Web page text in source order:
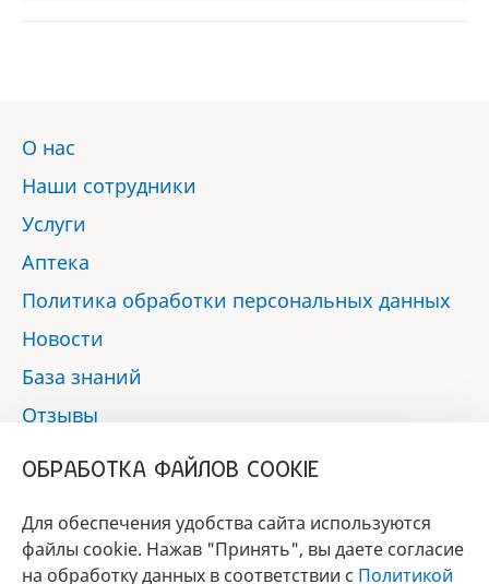
О нас
Наши сотрудники
Услуги
Аптека
Политика обработки персональных данных
Новости
База знаний
Отзывы
ОБРАБОТКА ФАЙЛОВ COOKIE
Для обеспечения удобства сайта используются
файлы cookie. Нажав "Принять", вы даете согласие
на обработку данных в соответствии с Политикой